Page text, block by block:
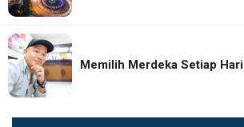
Memilih Merdeka Setiap Hari